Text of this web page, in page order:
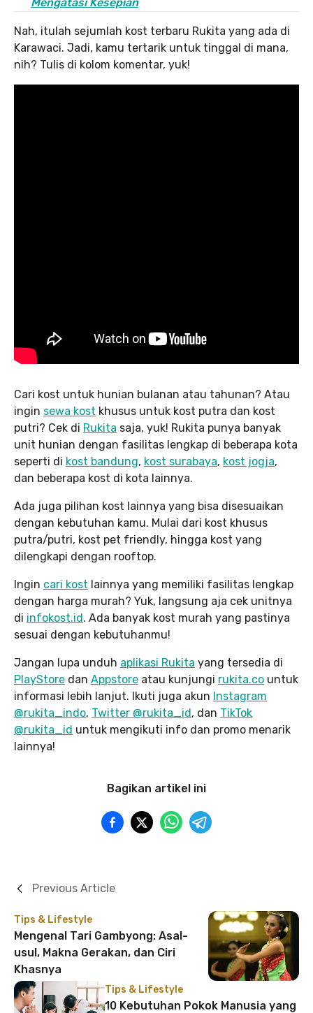
Nah, itulah sejumlah kost terbaru Rukita yang ada di
Karawaci. Jadi, kamu tertarik untuk tinggal di mana,
nih? Tulis di kolom komentar, yuk!
Cari kost untuk hunian bulanan atau tahunan? Atau
ingin sewa kost khusus untuk kost putra dan kost
putri? Cek di Rukita saja, yuk! Rukita punya banyak
unit hunian dengan fasilitas lengkap di beberapa kota
seperti di kost bandung, kost surabaya, kost jogja,
dan beberapa kost di kota lainnya.
Ada juga pilihan kost lainnya yang bisa disesuaikan
dengan kebutuhan kamu. Mulai dari kost khusus
putra/putri, kost pet friendly, hingga kost yang
dilengkapi dengan rooftop.
Ingin cari kost lainnya yang memiliki fasilitas lengkap
dengan harga murah? Yuk, langsung aja cek unitnya
di infokost.id. Ada banyak kost murah yang pastinya
sesuai dengan kebutuhanmu!
Jangan lupa unduh aplikasi Rukita yang tersedia di
PlayStore dan Appstore atau kunjungi rukita.co untuk
informasi lebih lanjut. Ikuti juga akun Instagram
@rukita_indo, Twitter @rukita_id, dan TikTok
@rukita_id untuk mengikuti info dan promo menarik
lainnya!
Bagikan artikel ini
Tips & Lifestyle
Mengenal Tari Gambyong: Asal-
usul, Makna Gerakan, dan Ciri
Khasnya
Previous Article
Tips & Lifestyle
10 Kebutuhan Pokok Manusia yang